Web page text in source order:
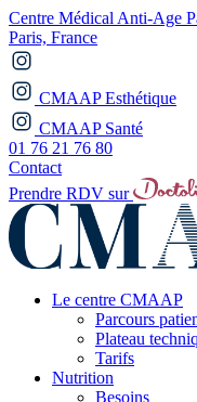
Centre Médical Anti-Age
Paris, France
CMAAP Esthétique
CMAAP Santé
01 76 21 76 80
Contact
Prendre RDV sur
Le centre CMAAP
Parcours
Plateau
Tarifs
Nutrition
Besoins